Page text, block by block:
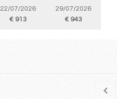
22/07/2026
€ 913
29/07/2026
€ 943